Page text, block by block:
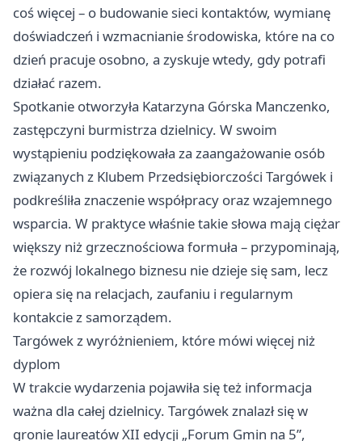
coś więcej – o budowanie sieci kontaktów, wymianę
doświadczeń i wzmacnianie środowiska, które na co
dzień pracuje osobno, a zyskuje wtedy, gdy potrafi
działać razem.
Spotkanie otworzyła Katarzyna Górska Manczenko,
zastępczyni burmistrza dzielnicy. W swoim
wystąpieniu podziękowała za zaangażowanie osób
związanych z Klubem Przedsiębiorczości Targówek i
podkreśliła znaczenie współpracy oraz wzajemnego
wsparcia. W praktyce właśnie takie słowa mają ciężar
większy niż grzecznościowa formuła – przypominają,
że rozwój lokalnego biznesu nie dzieje się sam, lecz
opiera się na relacjach, zaufaniu i regularnym
kontakcie z samorządem.
Targówek z wyróżnieniem, które mówi więcej niż
dyplom
W trakcie wydarzenia pojawiła się też informacja
ważna dla całej dzielnicy. Targówek znalazł się w
gronie laureatów XII edycji „Forum Gmin na 5”,